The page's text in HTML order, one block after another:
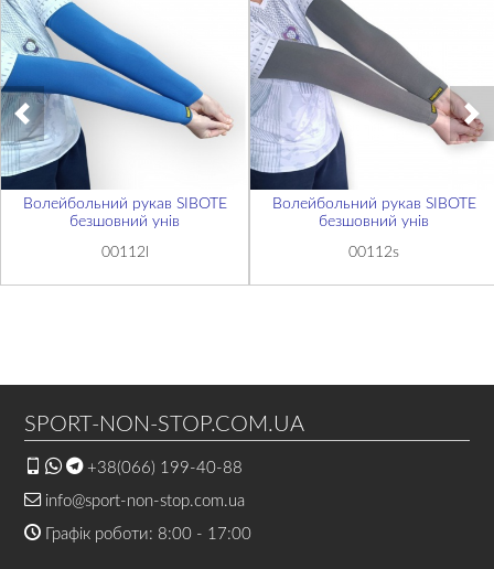
Волейбольний рукав SIBOTE
безшовний унів
00112l
Волейбольний рукав SIBOTE
безшовний унів
00112s
SPORT-NON-STOP.COM.UA
+38(066) 199-40-88
info@sport-non-stop.com.ua
Графік роботи: 8:00 - 17:00